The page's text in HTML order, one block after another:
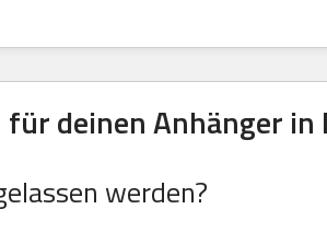
deinen Anhänger
werden?